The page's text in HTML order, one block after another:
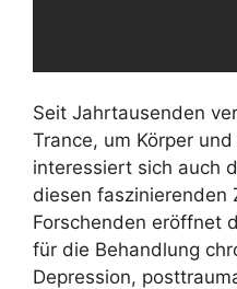
Seit Jahrtausenden
Trance, um Körper
interessiert sich auch
diesen faszinierenden
Forschenden eröffnet
für die Behandlung
Depression,